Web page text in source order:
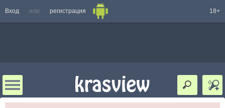
Вход или регистрация 18+